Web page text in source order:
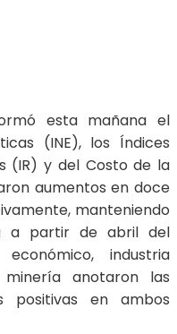
esta mañana el
(INE), los Índices
(IR) y del Costo de la
aumentos en doce
manteniendo
a partir de abril del
industria
anotaron las
positivas en ambos